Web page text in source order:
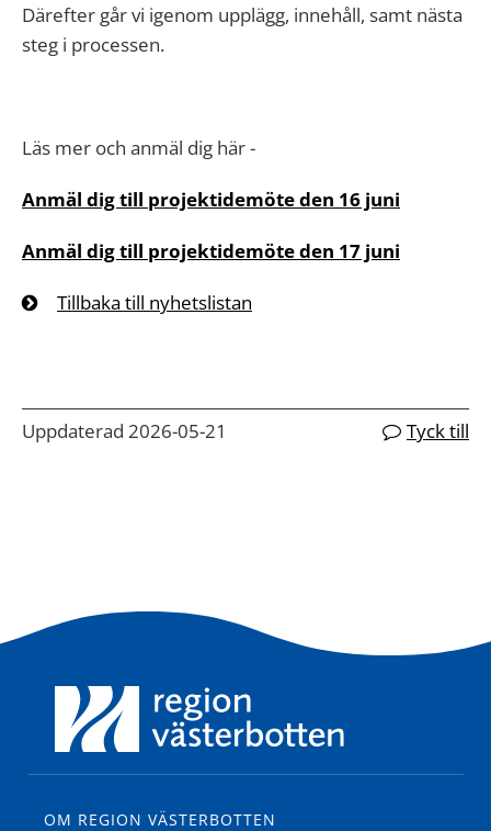
Därefter går vi igenom upplägg, innehåll, samt nästa
steg i processen.
Läs mer och anmäl dig här -
Anmäl dig till projektidemöte den 16 juni
Anmäl dig till projektidemöte den 17 juni
Tillbaka till nyhetslistan
Uppdaterad 2026-05-21 Tyck till
OM REGION VÄSTERBOTTEN